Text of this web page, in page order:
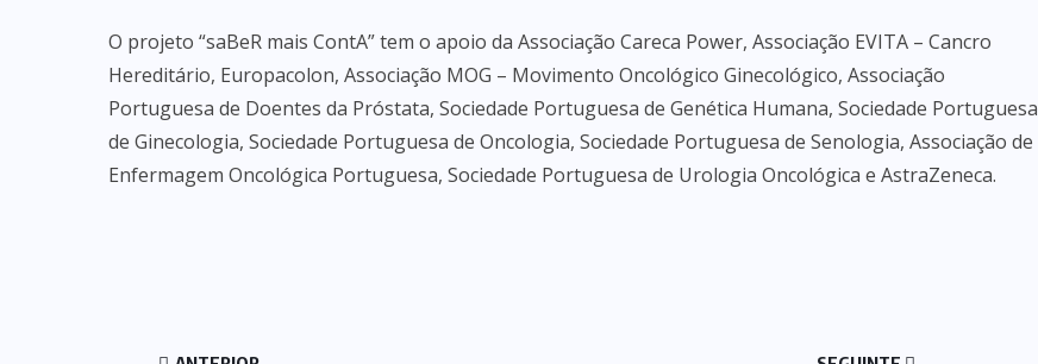
O projeto “saBeR mais ContA” tem o apoio da Associação Careca Power, Associação EVITA – Cancro
Hereditário, Europacolon, Associação MOG – Movimento Oncológico Ginecológico, Associação
Portuguesa de Doentes da Próstata, Sociedade Portuguesa de Genética Humana, Sociedade Portuguesa
de Ginecologia, Sociedade Portuguesa de Oncologia, Sociedade Portuguesa de Senologia, Associação de
Enfermagem Oncológica Portuguesa, Sociedade Portuguesa de Urologia Oncológica e AstraZeneca.